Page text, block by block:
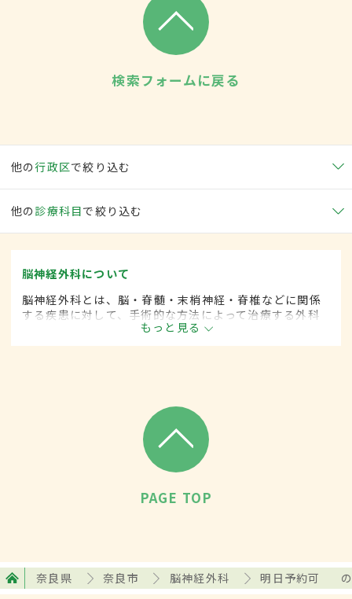
検索フォームに戻る
他の行政区で絞り込む
他の 診療科目で絞り込む
脳神経外科について
脳神経外科とは、脳・脊髄・末梢神経・脊椎などに関係
する疾患に対して、手術的な方法によって治療する外科
もっと見る
PAGE TOP
奈良県 奈良市 脳神経外科 明日予約可